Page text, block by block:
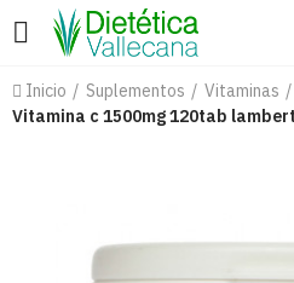
Inicio Suplementos
Vitaminas
Vitamina c 1500mg 120tab